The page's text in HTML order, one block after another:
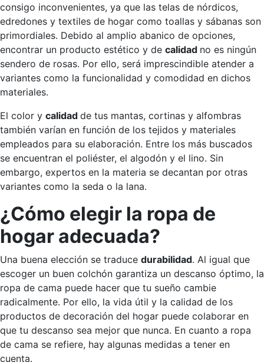
consigo inconvenientes, ya que las telas de nórdicos,
edredones y textiles de hogar como toallas y sábanas son
primordiales. Debido al amplio abanico de opciones,
encontrar un producto estético y de calidad no es ningún
sendero de rosas. Por ello, será imprescindible atender a
variantes como la funcionalidad y comodidad en dichos
materiales.
El color y calidad de tus mantas, cortinas y alfombras
también varían en función de los tejidos y materiales
empleados para su elaboración. Entre los más buscados
se encuentran el poliéster, el algodón y el lino. Sin
embargo, expertos en la materia se decantan por otras
variantes como la seda o la lana.
¿Cómo elegir la ropa de
hogar adecuada?
Una buena elección se traduce durabilidad. Al igual que
escoger un buen colchón garantiza un descanso óptimo, la
ropa de cama puede hacer que tu sueño cambie
radicalmente. Por ello, la vida útil y la calidad de los
productos de decoración del hogar puede colaborar en
que tu descanso sea mejor que nunca. En cuanto a ropa
de cama se refiere, hay algunas medidas a tener en
cuenta.